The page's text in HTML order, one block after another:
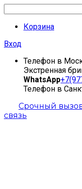
Корзина
Вход
Телефон в
Экстренная
WhatsApp
Телефон в
Срочный
связь